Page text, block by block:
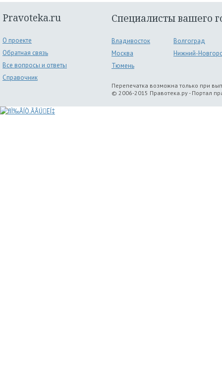
Pravoteka.ru
О проекте
Обратная связь
Все вопросы и ответы
Справочник
Специалисты вашего
Владивосток
Волгоград
Москва
Нижний-
Тюмень
Перепечатка возможна только при
© 2006-2015 Правотека.ру - Портал